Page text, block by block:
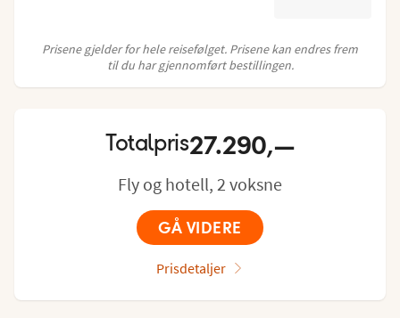
Prisene gjelder for hele reisefølget. Prisene kan endres frem
til du har gjennomført bestillingen.
Totalpris27.290,—
Fly og hotell, 2 voksne
GÅ VIDERE
Prisdetaljer